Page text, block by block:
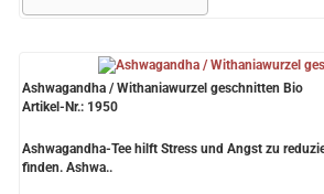
Ashwagandha / Withaniawurzel geschnitten Bio
Artikel-Nr.: 1950
Ashwagandha-Tee hilft Stress und Angst zu
finden. Ashwa..